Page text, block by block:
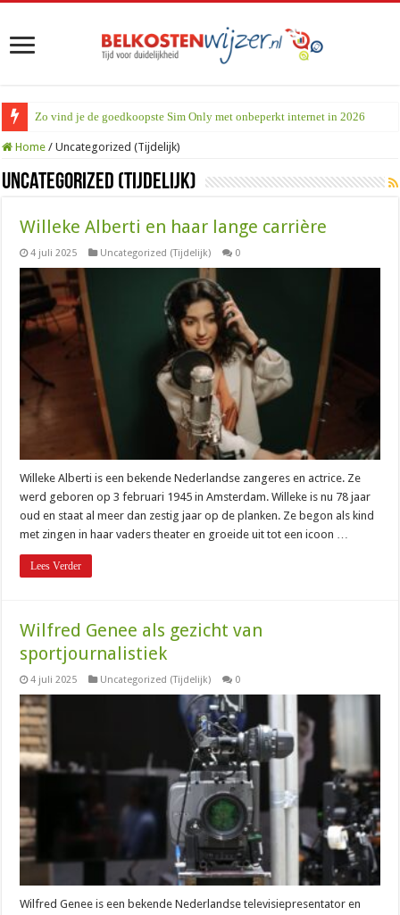
Zo vind je de goedkoopste Sim Only met onbeperkt internet in 2026
Home / Uncategorized (Tijdelijk)
Uncategorized (Tijdelijk)
Willeke Alberti en haar lange carrière
4 juli 2025 Uncategorized (Tijdelijk) 0
Willeke Alberti is een bekende Nederlandse zangeres en actrice. Ze
werd geboren op 3 februari 1945 in Amsterdam. Willeke is nu 78 jaar
oud en staat al meer dan zestig jaar op de planken. Ze begon als kind
met zingen in haar vaders theater en groeide uit tot een icoon …
Lees Verder
Wilfred Genee als gezicht van
sportjournalistiek
4 juli 2025 Uncategorized (Tijdelijk) 0
Wilfred Genee is een bekende Nederlandse televisiepresentator en